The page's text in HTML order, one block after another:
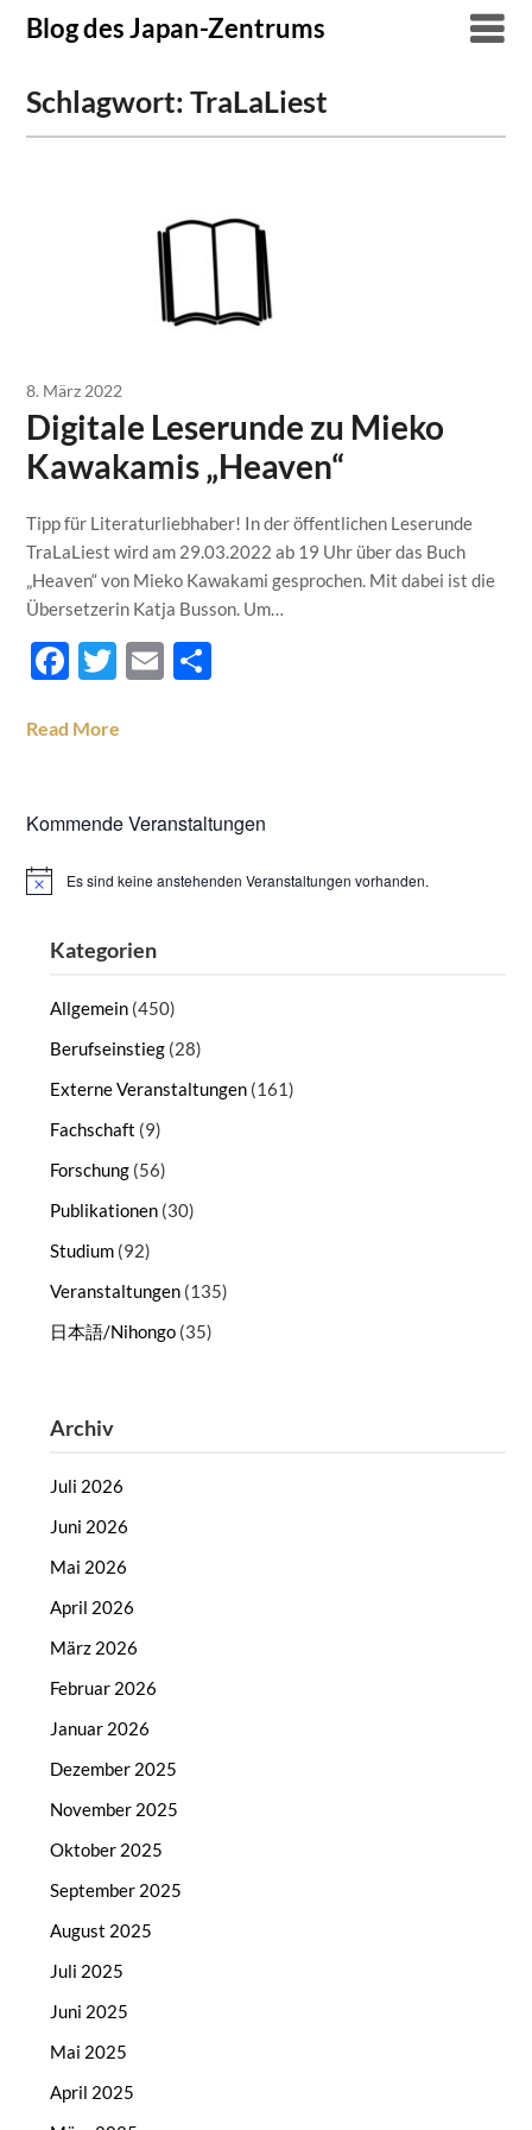
SkipBlog des Japan-Zentrums
Schlagwort:TraLaLiest
8. März 2022
Digitale Leserunde zu Mieko
Kawakamis „Heaven“
Tipp für Literaturliebhaber! In der öffentlichen Leserunde
TraLaLiest wird am 29.03.2022 ab 19 Uhr über das Buch
„Heaven“ von Mieko Kawakami gesprochen. Mit dabei ist die
Übersetzerin Katja Busson. Um…
Facebook
Twitter
Email
Read More
Kommende Veranstaltungen
HinweisEs sind keine anstehenden Veranstaltungen vorhanden.
Kategorien
Allgemein (450)
Berufseinstieg (28)
Externe Veranstaltungen (161)
Fachschaft (9)
Forschung (56)
Publikationen (30)
Studium (92)
Veranstaltungen (135)
日本語/Nihongo (35)
Archiv
Juli 2026
Juni 2026
Mai 2026
April 2026
März 2026
Februar 2026
Januar 2026
Dezember 2025
November 2025
Oktober 2025
September 2025
August 2025
Juli 2025
Juni 2025
Mai 2025
April 2025